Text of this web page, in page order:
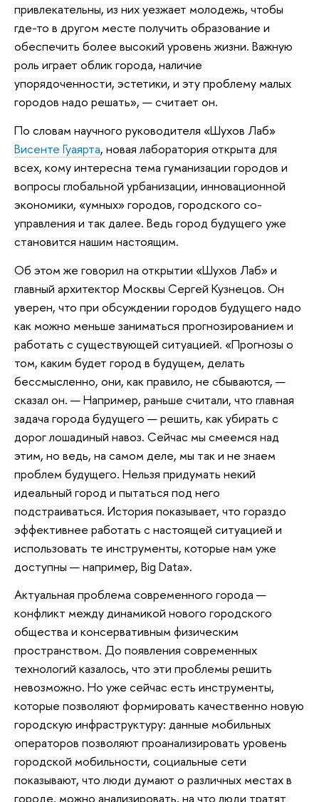
привлекательны, из них уезжает молодежь, чтобы
где-то в другом месте получить образование и
обеспечить более высокий уровень жизни. Важную
роль играет облик города, наличие
упорядоченности, эстетики, и эту проблему малых
городов надо решать», — считает он.
По словам научного руководителя «Шухов Лаб»
Висенте Гуаярта, новая лаборатория открыта для
всех, кому интересна тема гуманизации городов и
вопросы глобальной урбанизации, инновационной
экономики, «умных» городов, городского со-
управления и так далее. Ведь город будущего уже
становится нашим настоящим.
Об этом же говорил на открытии «Шухов Лаб» и
главный архитектор Москвы Сергей Кузнецов. Он
уверен, что при обсуждении городов будущего надо
как можно меньше заниматься прогнозированием и
работать с существующей ситуацией. «Прогнозы о
том, каким будет город в будущем, делать
бессмысленно, они, как правило, не сбываются, —
сказал он. — Например, раньше считали, что главная
задача города будущего — решить, как убирать с
дорог лошадиный навоз. Сейчас мы смеемся над
этим, но ведь, на самом деле, мы так и не знаем
проблем будущего. Нельзя придумать некий
идеальный город и пытаться под него
подстраиваться. История показывает, что гораздо
эффективнее работать с настоящей ситуацией и
использовать те инструменты, которые нам уже
доступны — например, Big Data».
Актуальная проблема современного города —
конфликт между динамикой нового городского
общества и консервативным физическим
пространством. До появления современных
технологий казалось, что эти проблемы решить
невозможно. Но уже сейчас есть инструменты,
которые позволяют формировать качественно новую
городскую инфраструктуру: данные мобильных
операторов позволяют проанализировать уровень
городской мобильности, социальные сети
показывают, что люди думают о различных местах в
городе, можно анализировать, на что люди тратят